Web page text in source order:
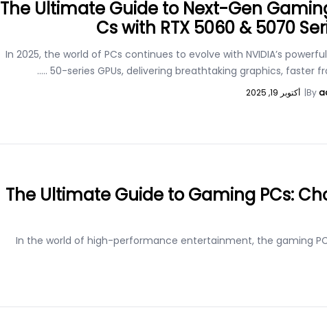
The Ultimate Guide to Next-Gen
Cs with RTX 5060 & 5070
In 2025, the world of PCs continues to evolve with NVIDIA’s powerful
50-series GPUs, delivering breathtaking graphics, faster
.....
By
| أكتوبر 19, 2025
The Ultimate Guide to Gaming PCs:
In the world of high-performance entertainment, the gaming